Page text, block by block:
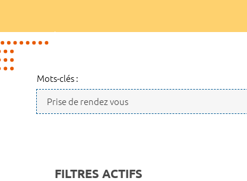
Mots-clés :
FILTRES ACTIFS